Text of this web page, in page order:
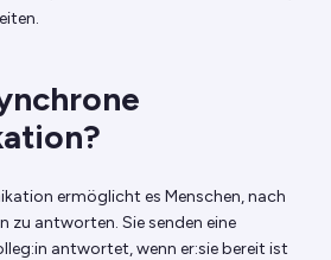
ermöglicht es Menschen, nach
zu antworten. Sie senden eine
antwortet, wenn er:sie bereit ist